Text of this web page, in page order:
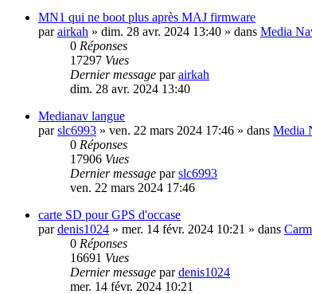
MN1 qui ne boot plus après MAJ firmware
parairkah » dim. 28 avr. 2024 13:40 » dans Media
0 Réponses
17297 Vues
Dernier message parairkah
dim. 28 avr. 2024 13:40
Medianav langue
parslc6993 » ven. 22 mars 2024 17:46 » dans Media
0 Réponses
17906 Vues
Dernier message parslc6993
ven. 22 mars 2024 17:46
carte SD pour GPS d'occase
pardenis1024 » mer. 14 févr. 2024 10:21 » dans
0 Réponses
16691 Vues
Dernier message pardenis1024
mer. 14 févr. 2024 10:21